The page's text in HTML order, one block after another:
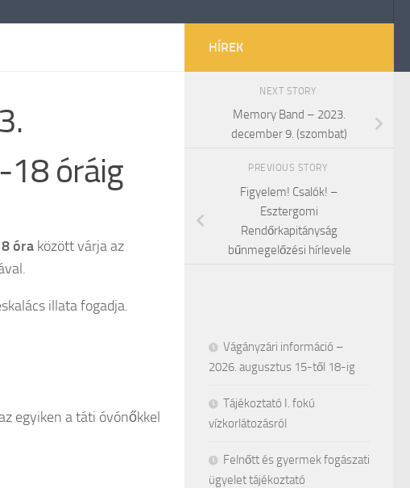
18 óráig
óra között várja az
illata fogadja.
egyiken a táti óvónőkkel
HÍREK
NEXT STORY
Memory Band – 2023.
december 9. (szombat)
PREVIOUS STORY
Figyelem! Csalók! –
Esztergomi
Rendőrkapitányság
bűnmegelőzési hírlevele
Vágányzári információ –
2026. augusztus 15-től 18-ig
Tájékoztató I. fokú
vízkorlátozásról
Felnőtt és gyermek fogászati
ügyelet tájékoztató